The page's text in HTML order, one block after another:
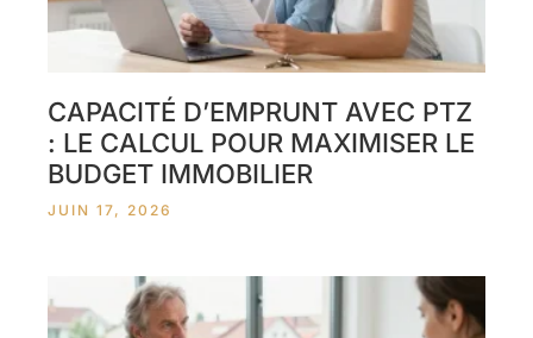
CAPACITÉ D’EMPRUNT AVEC PTZ
: LE CALCUL POUR MAXIMISER LE
BUDGET IMMOBILIER
JUIN 17, 2026